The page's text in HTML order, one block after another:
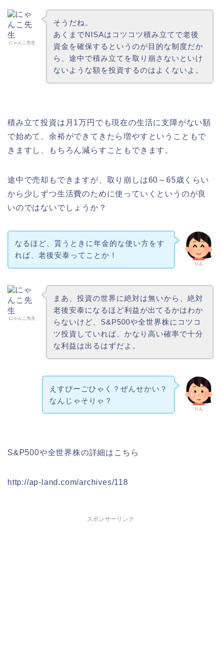
にゃんこ先生
そうだね。
あくまでNISAはコツコツ積み立てで老後
資金を確保するというのが目的な制度だか
ら、途中で積み立てを取り崩さないといけ
ないような額を投資するのはよくないよ。
積み立て投資は月1万円でも現在の生活に支障がない額
で始めて、余裕ができてきたら増やすということもで
きますし、もちろん減らすこともできます。
途中で売却もできますが、取り崩しは60～65歳くらい
から少しずつ生活費のために使っていくというのが良
いのではないでしょうか？
りん
なるほど、貰うときに年金的な使い方をす
れば、老後安泰ってことか！
にゃんこ先生
まあ、投資の世界に絶対は無いから、絶対
老後安泰になるほど利益が出てるかはわか
らないけど、S&P500や全世界株にコツコ
ツ投資していれば、かなり高い確率で十分
な利益は出るはずだよ。
りん
えすぴーごひゃく？ぜんせかい？
なんじゃそりゃ？
S&P500や全世界株の詳細はこちら
http://ap-land.com/archives/118
スポンサーリンク